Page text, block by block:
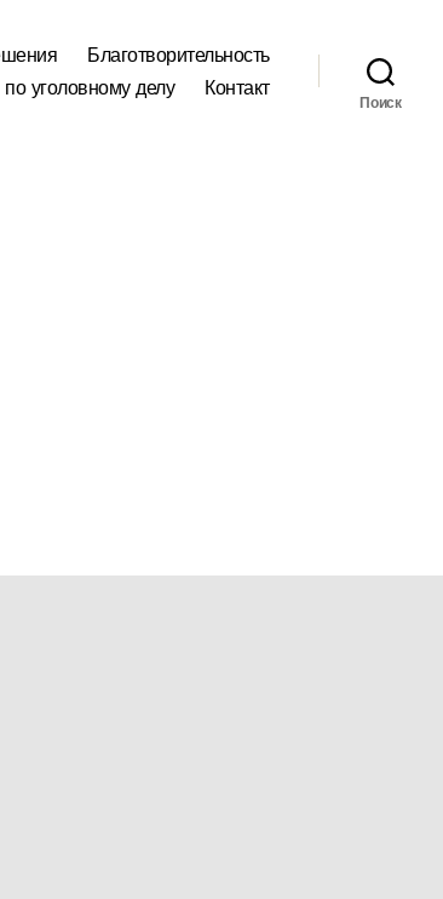
Благотворительность
уголовному делу
Контакт
Поиск